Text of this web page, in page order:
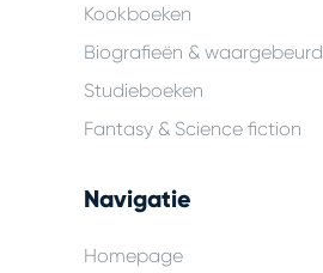
Kookboeken
Biografieën & waargebeurd
Studieboeken
Fantasy & Science fiction
Navigatie
Homepage